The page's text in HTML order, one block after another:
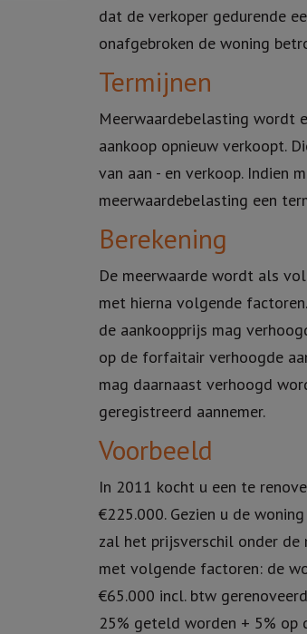
dat de verkoper gedurende
onafgebroken de woning
Termijnen
Meerwaardebelasting wordt
aankoop opnieuw verkoopt.
van aan - en verkoop. Indien
meerwaardebelasting een
Berekening
De meerwaarde wordt als
met hierna volgende
de aankoopprijs mag
op de forfaitair verhoogde
mag daarnaast verhoogd
geregistreerd aannemer.
Voorbeeld
In 2011 kocht u een te
€225.000. Gezien u de
zal het prijsverschil onder de
met volgende factoren: de
€65.000 incl. btw
25% geteld worden + 5% op